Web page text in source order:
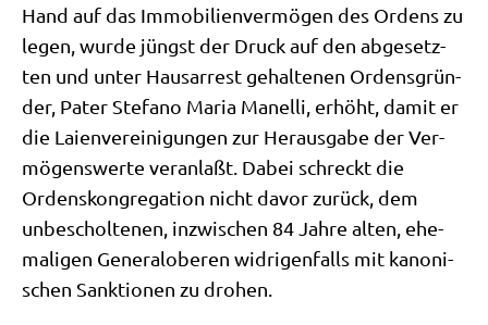
Hand auf das Immo­bi­li­en­ver­mö­gen des Ordens zu
legen, wur­de jüngst der Druck auf den abge­setz­
ten und unter Haus­ar­rest gehal­te­nen Ordens­grün­
der, Pater Ste­fa­no Maria Manel­li, erhöht, damit er
die Lai­en­ver­ei­ni­gun­gen zur Her­aus­ga­be der Ver­
mö­gens­wer­te ver­an­laßt. Dabei schreckt die
Ordens­kon­gre­ga­ti­on nicht davor zurück, dem
unbe­schol­te­nen, inzwi­schen 84 Jah­re alten, ehe­
ma­li­gen Gene­ral­obe­ren wid­ri­gen­falls mit kano­ni­
schen Sank­tio­nen zu drohen.